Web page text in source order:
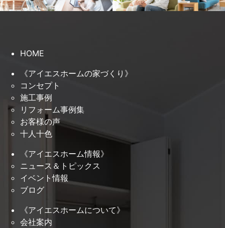
HOME
《アイエスホームの家づくり》
コンセプト
施工事例
リフォーム事例集
お客様の声
十人十色
《アイエスホーム情報》
ニュース＆トピックス
イベント情報
ブログ
《アイエスホームについて》
会社案内